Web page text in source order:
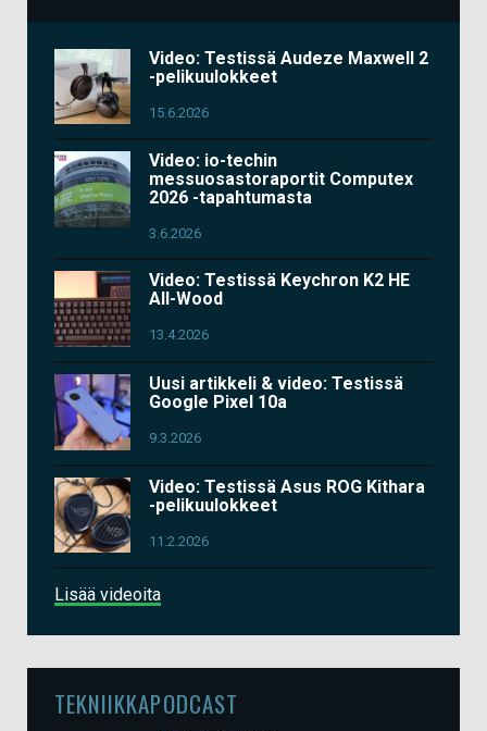
Video: Testissä Audeze Maxwell 2
-pelikuulokkeet
15.6.2026
Video: io-techin
messuosastoraportit Computex
2026 -tapahtumasta
3.6.2026
Video: Testissä Keychron K2 HE
All-Wood
13.4.2026
Uusi artikkeli & video: Testissä
Google Pixel 10a
9.3.2026
Video: Testissä Asus ROG Kithara
-pelikuulokkeet
11.2.2026
Lisää videoita
TEKNIIKKAPODCAST